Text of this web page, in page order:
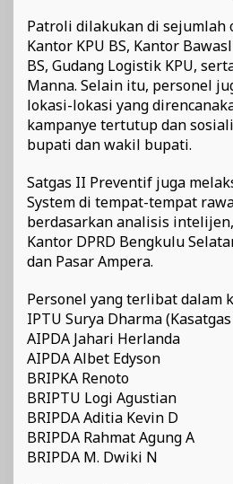
Patroli dilakukan di sejumlah
Kantor KPU BS, Kantor
BS, Gudang Logistik KPU,
Manna. Selain itu, personel
lokasi-lokasi yang
kampanye tertutup dan
bupati dan wakil bupati.
Satgas II Preventif juga
System di tempat-tempat
berdasarkan analisis
Kantor DPRD Bengkulu
dan Pasar Ampera.
Personel yang terlibat dalam
IPTU Surya Dharma
AIPDA Jahari Herlanda
AIPDA Albet Edyson
BRIPKA Renoto
BRIPTU Logi Agustian
BRIPDA Aditia Kevin D
BRIPDA Rahmat Agung A
BRIPDA M. Dwiki N